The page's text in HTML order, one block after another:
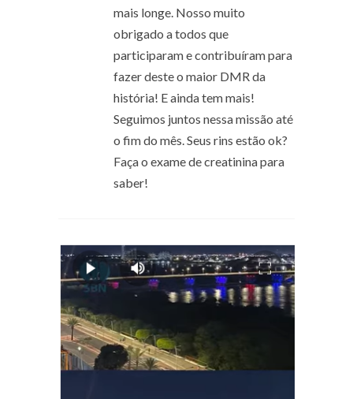
mais longe. Nosso muito
obrigado a todos que
participaram e contribuíram para
fazer deste o maior DMR da
história! E ainda tem mais!
Seguimos juntos nessa missão até
o fim do mês. Seus rins estão ok?
Faça o exame de creatinina para
saber!